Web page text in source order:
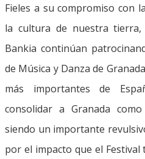
Fieles a su compromiso con
la cultura de nuestra tierra,
Bankia continúan
de Música y Danza de
más importantes de
consolidar a Granada
siendo un importante
por el impacto que el